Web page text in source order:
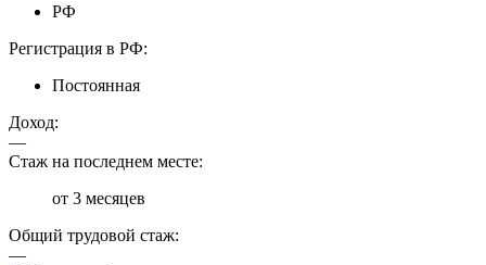
РФ
Регистрация в РФ:
Постоянная
Доход:
—
Стаж на последнем месте:
от 3 месяцев
Общий трудовой стаж:
—